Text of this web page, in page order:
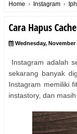
Home › Instagram ›
Cara Hapus
Wednesday, November
Instagram adalah
sekarang banyak
Instagram memiliki
instastory, dan